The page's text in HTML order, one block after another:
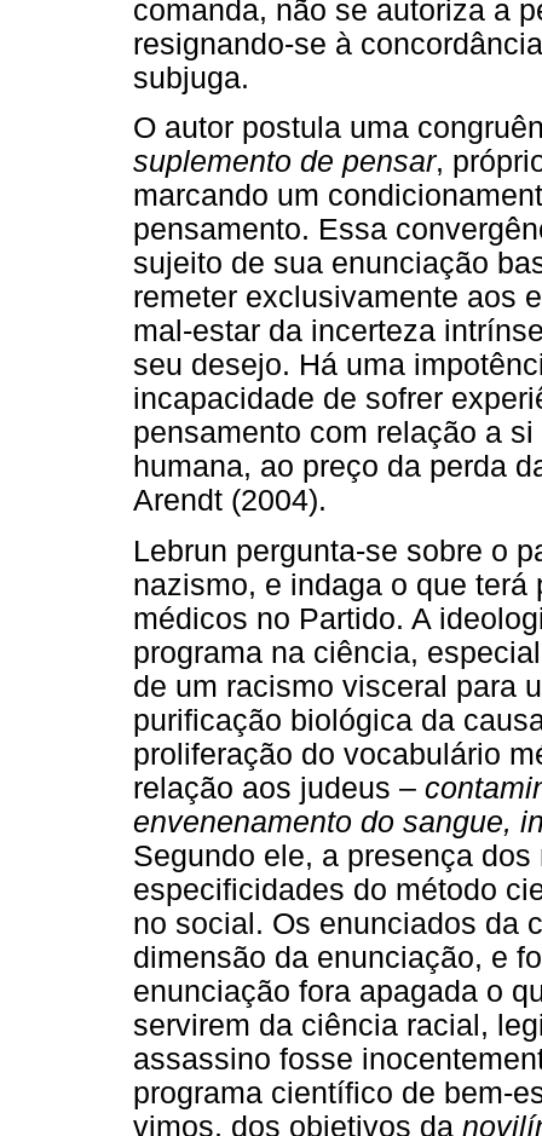
comanda, não se autoriza a
resignando-se à
subjuga.
O autor postula uma
suplemento de pensar,
marcando um
pensamento. Essa
sujeito de sua enunciação
remeter exclusivamente aos
mal-estar da incerteza
seu desejo. Há uma
incapacidade de sofrer
pensamento com relação a
humana, ao preço da perda
Arendt (2004).
Lebrun pergunta-se sobre o
nazismo, e indaga o que
médicos no Partido. A
programa na ciência,
de um racismo visceral para
purificação biológica da
proliferação do vocabulário
relação aos judeus –
envenenamento do sangue,
Segundo ele, a presença
especificidades do método
no social. Os enunciados da
dimensão da enunciação, e
enunciação fora apagada o
servirem da ciência racial,
assassino fosse
programa científico de bem-
vimos, dos objetivos da